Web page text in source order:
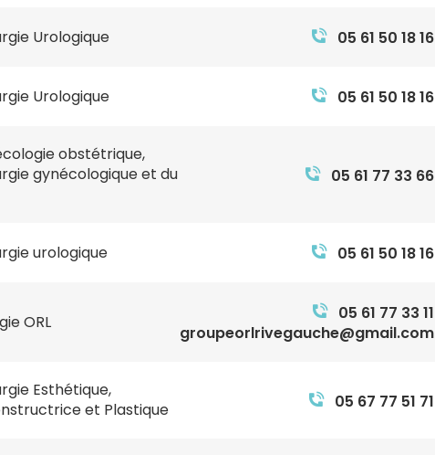
Urologique 05 61 50 18 16
Urologique 05 61 50 18 16
obstétrique,
gynécologique et du
05 61 77 33 66
urologique 05 61 50 18 16
ORL
05 61 77 33 11
groupeorlrivegauche@gmail.com
Esthétique,
et Plastique
05 67 77 51 71